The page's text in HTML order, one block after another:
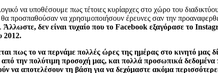
να υποθέσουμε πως τέτοιες κυρίαρχες στο χώρο του
προσπαθούσαν να χρησιμοποιήσουν έρευνες σαν την
Άλλωστε, δεν είναι τυχαίο που το Facebook εξαγόρασε το
2012.
πως το να περνάμε πολλές ώρες της ημέρας στο κινητό μας
από την πολύτιμη προσοχή μας, και πολλά προσωπικά δεδομένα
να αποτελέσουν τη βάση για να δεχόμαστε ακόμα